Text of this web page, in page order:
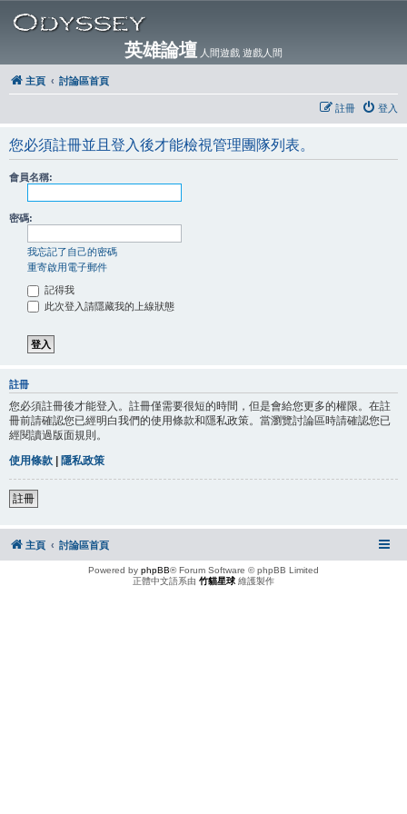
英雄論壇 人間遊戲 遊戲人間
主頁 討論區首頁
登入
註冊
您必須註冊並且登入後才能檢視管理團隊列表。
會員名稱:
密碼:
我忘記了自己的密碼
重寄啟用電子郵件
記得我
此次登入請隱藏我的上線狀態
註冊
您必須註冊後才能登入。註冊僅需要很短的時間，但是會給您更多的權限。在註
冊前請確認您已經明白我們的使用條款和隱私政策。當瀏覽討論區時請確認您已
經閱讀過版面規則。
使用條款 | 隱私政策
註冊
主頁 討論區首頁
Powered by phpBB® Forum Software © phpBB Limited
正體中文語系由 竹貓星球 維護製作